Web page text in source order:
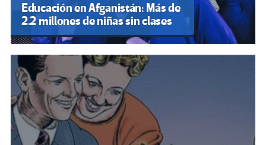
Educación en Afganistán: Más de
2.2 millones de niñas sin clases